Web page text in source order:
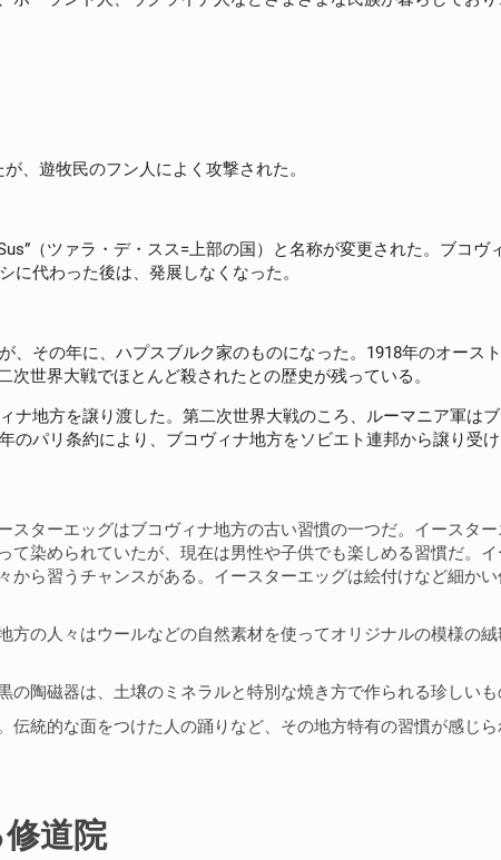
、遊牧民のフン人によく攻撃された。
（ツァラ・デ・スス=上部の国）と名称が変更された。ブコ
に代わった後は、発展しなくなった。
、その年に、ハプスブルク家のものになった。1918年のオース
世界大戦でほとんど殺されたとの歴史が残っている。
ナ地方を譲り渡した。第二次世界大戦のころ、ルーマニア軍は
パリ条約により、ブコヴィナ地方をソビエト連邦から譲り受け
スターエッグはブコヴィナ地方の古い習慣の一つだ。イースタ
て染められていたが、現在は男性や子供でも楽しめる習慣だ。
から習うチャンスがある。イースターエッグは絵付けなど細か
方の人々はウールなどの自然素材を使ってオリジナルの模様の
陶磁器は、土壌のミネラルと特別な焼き方で作られる珍しいも
伝統的な面をつけた人の踊りなど、その地方特有の習慣が感じ
道院